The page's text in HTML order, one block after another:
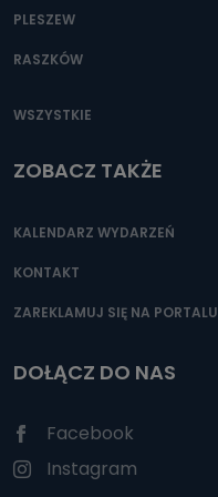
PLESZEW
RASZKÓW
WSZYSTKIE
ZOBACZ TAKŻE
KALENDARZ WYDARZEŃ
KONTAKT
ZAREKLAMUJ SIĘ NA PORTALU
DOŁĄCZ DO NAS
Facebook
Instagram